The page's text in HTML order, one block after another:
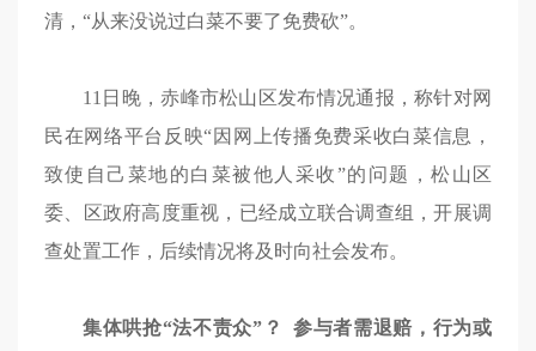
清，“从来没说过白菜不要了免费砍”。
11日晚，赤峰市松山区发布情况通报，称针对网
民在网络平台反映“因网上传播免费采收白菜信息，
致使自己菜地的白菜被他人采收”的问题，松山区
委、区政府高度重视，已经成立联合调查组，开展调
查处置工作，后续情况将及时向社会发布。
集体哄抢“法不责众”？ 参与者需退赔，行为或